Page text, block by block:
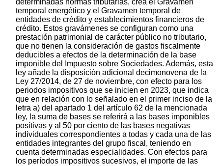
determinadas normas tributarias, crea el Gravamen
temporal energético y el Gravamen temporal de
entidades de crédito y establecimientos financieros de
crédito. Estos gravámenes se configuran como una
prestación patrimonial de carácter público no tributario,
que no tienen la consideración de gastos fiscalmente
deducibles a efectos de la determinación de la base
imponible del Impuesto sobre Sociedades. Además, esta
ley añade la disposición adicional decimonovena de la
Ley 27/2014, de 27 de noviembre, con efecto para los
periodos impositivos que se inicien en 2023, que indica
que en relación con lo señalado en el primer inciso de la
letra a) del apartado 1 del artículo 62 de la mencionada
ley, la suma de bases se referirá a las bases imponibles
positivas y al 50 por ciento de las bases negativas
individuales correspondientes a todas y cada una de las
entidades integrantes del grupo fiscal, teniendo en
cuenta determinadas especialidades. Con efectos para
los períodos impositivos sucesivos, el importe de las